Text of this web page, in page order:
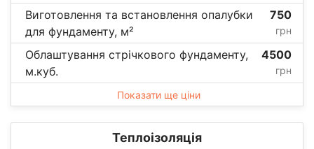
Виготовлення та встановлення опалубки
для фундаменту, м²
750
грн
Облаштування стрічкового фундаменту,
м.куб.
4500
грн
Показати ще ціни
Теплоізоляція